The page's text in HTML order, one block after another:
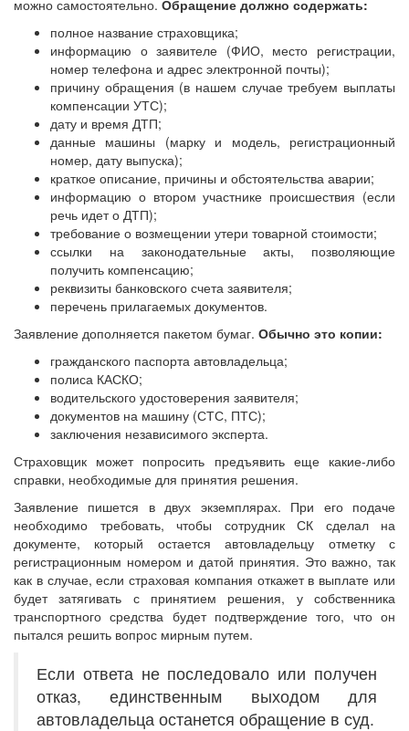
можно самостоятельно. Обращение должно содержать:
полное название страховщика;
информацию о заявителе (ФИО, место регистрации,
номер телефона и адрес электронной почты);
причину обращения (в нашем случае требуем выплаты
компенсации УТС);
дату и время ДТП;
данные машины (марку и модель, регистрационный
номер, дату выпуска);
краткое описание, причины и обстоятельства аварии;
информацию о втором участнике происшествия (если
речь идет о ДТП);
требование о возмещении утери товарной стоимости;
ссылки на законодательные акты, позволяющие
получить компенсацию;
реквизиты банковского счета заявителя;
перечень прилагаемых документов.
Заявление дополняется пакетом бумаг. Обычно это копии:
гражданского паспорта автовладельца;
полиса КАСКО;
водительского удостоверения заявителя;
документов на машину (СТС, ПТС);
заключения независимого эксперта.
Страховщик может попросить предъявить еще какие-либо
справки, необходимые для принятия решения.
Заявление пишется в двух экземплярах. При его подаче
необходимо требовать, чтобы сотрудник СК сделал на
документе, который остается автовладельцу отметку с
регистрационным номером и датой принятия. Это важно, так
как в случае, если страховая компания откажет в выплате или
будет затягивать с принятием решения, у собственника
транспортного средства будет подтверждение того, что он
пытался решить вопрос мирным путем.
Если ответа не последовало или получен
отказ, единственным выходом для
автовладельца останется обращение в суд.